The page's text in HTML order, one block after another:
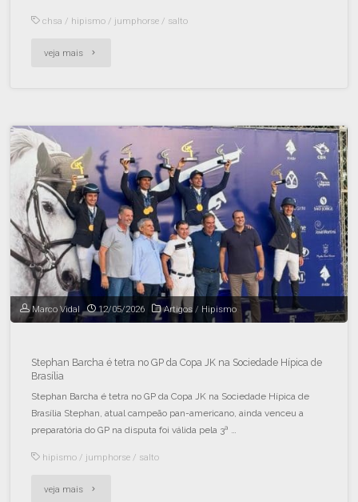
chsa / hipismo / jumphorse / salto
veja mais
Marco Vidal 12/05/2026 Artigos / Hipismo
Stephan Barcha é tetra no GP da Copa JK na Sociedade Hípica de
Brasília
Stephan Barcha é tetra no GP da Copa JK na Sociedade Hípica de
Brasília Stephan, atual campeão pan-americano, ainda venceu a
preparatória do GP na disputa foi válida pela 3ª …
hipismo / jumphorse / salto
veja mais